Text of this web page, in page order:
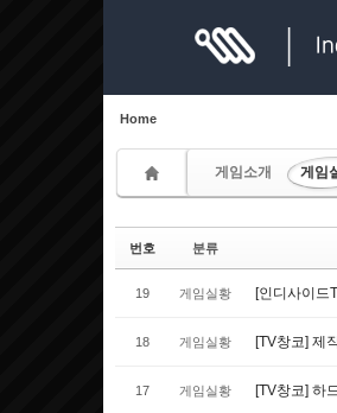
Home
게임소개 게임
번호 분류
19 게임실황 [인디사이드
18 게임실황 [TV창코] 제
17 게임실황 [TV창코] 하
Sketchbook5, 스케
Sketchbook5, 스케
Sketchbook5, 스케
Sketchbook5, 스케